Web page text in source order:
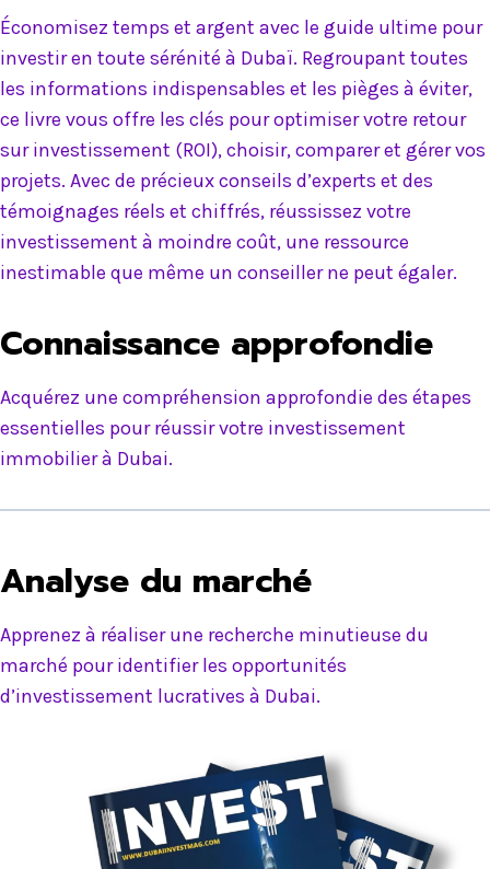
Économisez temps et argent avec le guide ultime pour
investir en toute sérénité à Dubaï. Regroupant toutes
les informations indispensables et les pièges à éviter,
ce livre vous offre les clés pour optimiser votre retour
sur investissement (ROI), choisir, comparer et gérer vos
projets. Avec de précieux conseils d’experts et des
témoignages réels et chiffrés, réussissez votre
investissement à moindre coût, une ressource
inestimable que même un conseiller ne peut égaler.
Connaissance approfondie
Acquérez une compréhension approfondie des étapes
essentielles pour réussir votre investissement
immobilier à Dubai.
Analyse du marché
Apprenez à réaliser une recherche minutieuse du
marché pour identifier les opportunités
d’investissement lucratives à Dubai.